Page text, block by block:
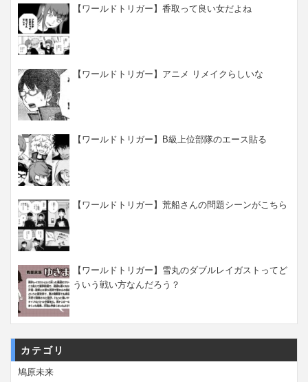
【ワールドトリガー】香取って良い女だよね
【ワールドトリガー】アニメ リメイクらしいな
【ワールドトリガー】B級上位部隊のエース貼る
【ワールドトリガー】荒船さんの問題シーンがこちら
【ワールドトリガー】雪丸のダブルレイガストってど
ういう戦い方なんだろう？
カテゴリ
鳩原未来